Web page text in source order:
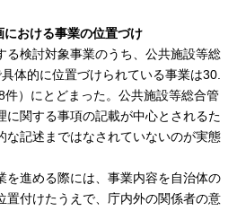
おける事業の位置づけ
検討対象事業のうち、公共施設等総
体的に位置づけられている事業は30.
）にとどまった。公共施設等総合管
に関する事項の記載が中心とされるた
な記述まではなされていないのが実態
進める際には、事業内容を自治体の
置付けたうえで、庁内外の関係者の意